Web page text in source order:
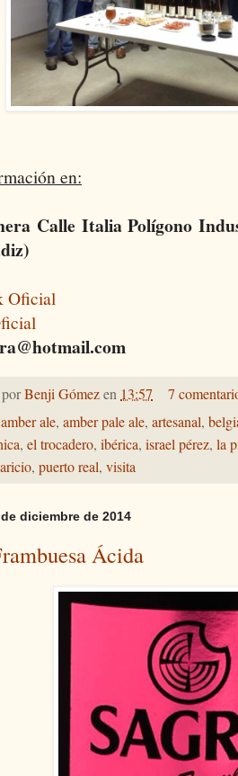
en:
Calle Italia Polígono
Oficial
Benji Gómezen 13:57
7
amber ale, amber pale ale, artesanal,
, el trocadero, ibérica, israel pérez, la
, puerto real, visita
diciembre de 2014
Ácida